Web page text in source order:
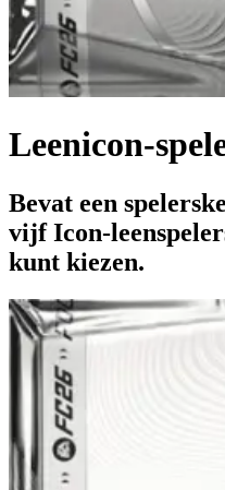
Leenicon-
Bevat een
vijf Icon-
kunt kiezen.